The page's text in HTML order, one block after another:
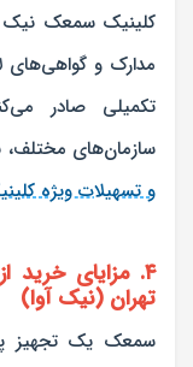
کلینیک سمعک نیک
مدارک و گواهی‌های
تکمیلی صادر
سازمان‌های مختلف،
و تسهیلات ویژه
۴. مزایای
تهران (نیک‌ آوا)
سمعک یک تجهیز